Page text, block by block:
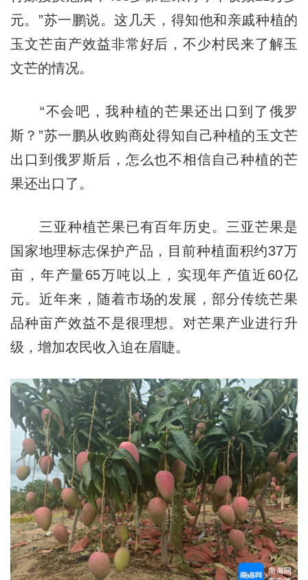
元。”苏一鹏说。这几天，得知他和亲戚种植的
玉文芒亩产效益非常好后，不少村民来了解玉
文芒的情况。
“不会吧，我种植的芒果还出口到了俄罗
斯？”苏一鹏从收购商处得知自己种植的玉文芒
出口到俄罗斯后，怎么也不相信自己种植的芒
果还出口了。
三亚种植芒果已有百年历史。三亚芒果是
国家地理标志保护产品，目前种植面积约37万
亩，年产量65万吨以上，实现年产值近60亿
元。近年来，随着市场的发展，部分传统芒果
品种亩产效益不是很理想。对芒果产业进行升
级，增加农民收入迫在眉睫。